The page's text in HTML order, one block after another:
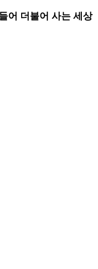
어 더불어 사는 세상